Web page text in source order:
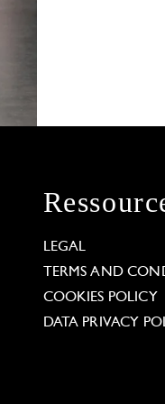
LEGAL
TERMS AND
COOKIES POLICY
DATA PRIVACY